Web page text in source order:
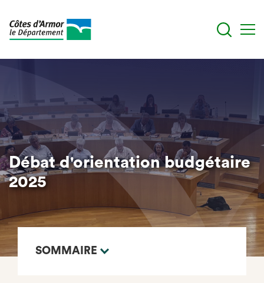
principal
Débat d'orientation budgétaire
2025
SOMMAIRE